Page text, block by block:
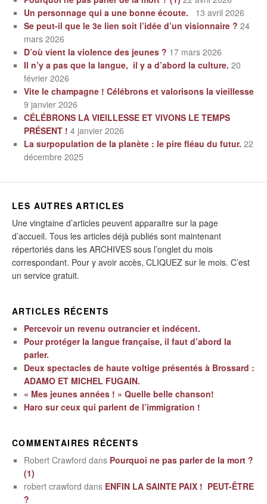
Un personnage qui a une bonne écoute.
13 avril 2026
Se peut-il que le 3e lien soit l’idée d’un visionnaire ? 24
mars 2026
D’où vient la violence des jeunes ? 17 mars 2026
Il n’y a pas que la langue, il y a d’abord la culture. 20
février 2026
Vite le champagne ! Célébrons et valorisons la vieillesse
9 janvier 2026
CÉLÉBRONS LA VIEILLESSE ET VIVONS LE TEMPS
PRÉSENT ! 4 janvier 2026
La surpopulation de la planète : le pire fléau du futur. 22
décembre 2025
LES AUTRES ARTICLES
Une vingtaine d’articles peuvent apparaitre sur la page
d’accueil. Tous les articles déjà publiés sont maintenant
répertoriés dans les ARCHIVES sous l’onglet du mois
correspondant. Pour y avoir accès, CLIQUEZ sur le mois. C’est
un service gratuit.
ARTICLES RÉCENTS
Percevoir un revenu outrancier et indécent.
Pour protéger la langue française, il faut d’abord la
parler.
Deux spectacles de haute voltige présentés à Brossard :
ADAMO ET MICHEL FUGAIN.
« Mes jeunes années ! » Quelle belle chanson!
Haro sur ceux qui parlent de l’immigration !
COMMENTAIRES RÉCENTS
Robert Crawford dans Pourquoi ne pas parler de la mort ?
(1)
robert crawford dans ENFIN LA SAINTE PAIX ! PEUT-ÊTRE
?